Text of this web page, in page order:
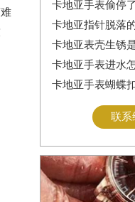
卡地亚手表蝴蝶
联系